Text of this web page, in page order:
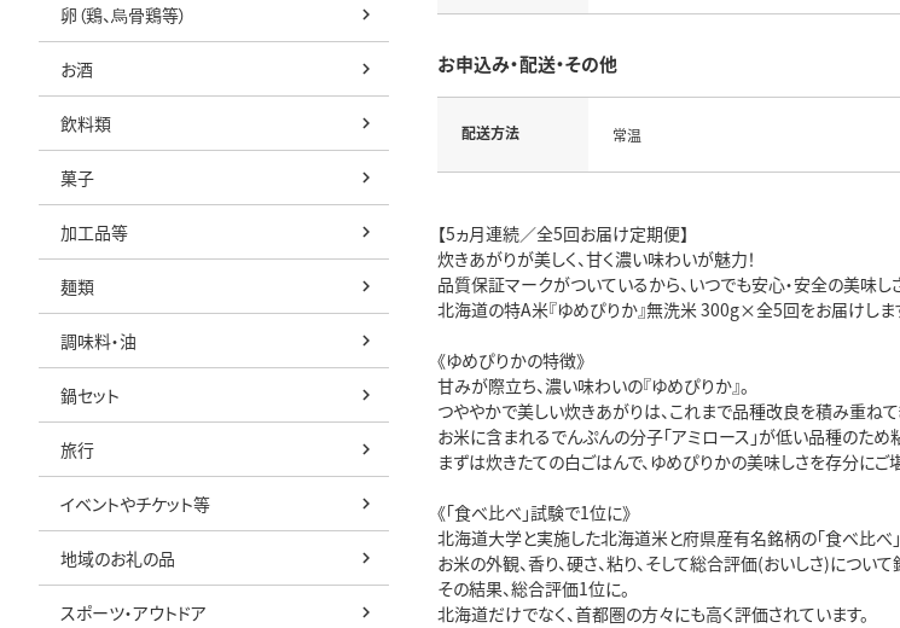
卵（鶏、烏骨鶏等）
お酒
飲料類
菓子
加工品等
麺類
調味料・油
鍋セット
旅行
イベントやチケット等
地域のお礼の品
スポーツ・アウトドア
お申込み・配送・その他
配送方法 常温
【5ヵ月連続／全5回お届け定期便】
炊きあがりが美しく、甘く濃い味わいが魅力！
品質保証マークがついているから、いつでも安心・安全の美味し
北海道の特A米『ゆめぴりか』無洗米 300g×全5回をお届けしま
《ゆめぴりかの特徴》
甘みが際立ち、濃い味わいの『ゆめぴりか』。
つややかで美しい炊きあがりは、これまで品種改良を積み重ね
お米に含まれるでんぷんの分子「アミロース」が低い品種のため
まずは炊きたての白ごはんで、ゆめぴりかの美味しさを存分にご
《「食べ比べ」試験で1位に》
北海道大学と実施した北海道米と府県産有名銘柄の「食べ比べ
お米の外観、香り、硬さ、粘り、そして総合評価(おいしさ)につ
その結果、総合評価1位に。
北海道だけでなく、首都圏の方々にも高く評価されています。